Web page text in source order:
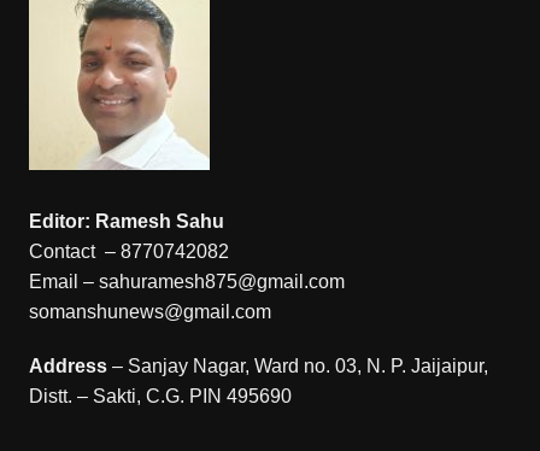
Editor: Ramesh Sahu
Contact – 8770742082
Email – sahuramesh875@gmail.com
somanshunews@gmail.com
Address– Sanjay Nagar, Ward no. 03, N. P. Jaijaipur,
Distt. – Sakti, C.G. PIN 495690